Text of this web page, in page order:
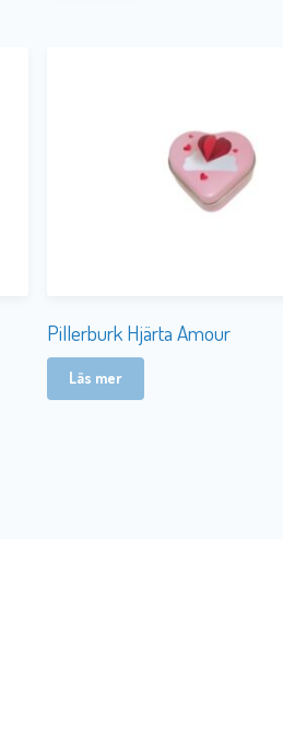
Pillerburk Hjärta Amour
Läs mer